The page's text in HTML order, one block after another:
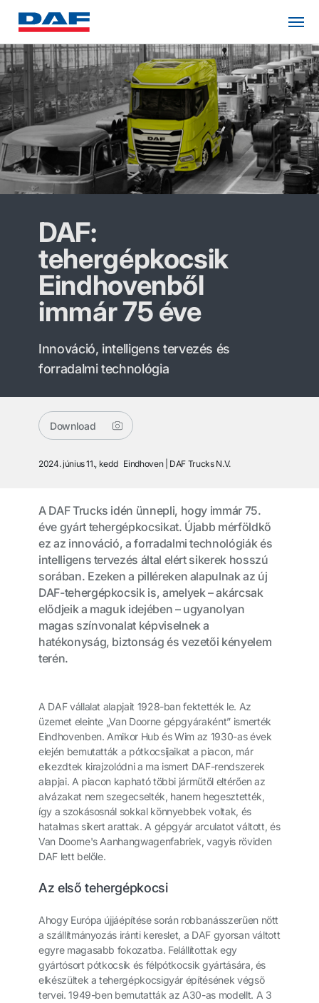
DAF:
tehergépkocsik
Eindhovenből
immár 75 éve
Innováció, intelligens tervezés és
forradalmi technológia
Download
2024. június 11., kedd Eindhoven DAF Trucks N.V.
A DAF Trucks idén ünnepli, hogy immár 75.
éve gyárt tehergépkocsikat. Újabb mérföldkő
ez az innováció, a forradalmi technológiák és
intelligens tervezés által elért sikerek hosszú
sorában. Ezeken a pilléreken alapulnak az új
DAF-tehergépkocsik is, amelyek – akárcsak
elődjeik a maguk idejében – ugyanolyan
magas színvonalat képviselnek a
hatékonyság, biztonság és vezetői kényelem
terén.
A DAF vállalat alapjait 1928-ban fektették le. Az
üzemet eleinte „Van Doorne gépgyáraként” ismerték
Eindhovenben. Amikor Hub és Wim az 1930-as évek
elején bemutatták a pótkocsijaikat a piacon, már
elkezdtek kirajzolódni a ma ismert DAF-rendszerek
alapjai. A piacon kapható többi járműtől eltérően az
alvázakat nem szegecselték, hanem hegesztették,
így a szokásosnál sokkal könnyebbek voltak, és
hatalmas sikert arattak. A gépgyár arculatot váltott, és
Van Doorne's Aanhangwagenfabriek, vagyis röviden
DAF lett belőle.
Az első tehergépkocsi
Ahogy Európa újjáépítése során robbanásszerűen nőtt
a szállítmányozás iránti kereslet, a DAF gyorsan váltott
egyre magasabb fokozatba. Felállítottak egy
gyártósort pótkocsik és félpótkocsik gyártására, és
elkészültek a tehergépkocsigyár építésének végső
tervei. 1949-ben bemutatták az A30-as modellt. A 3